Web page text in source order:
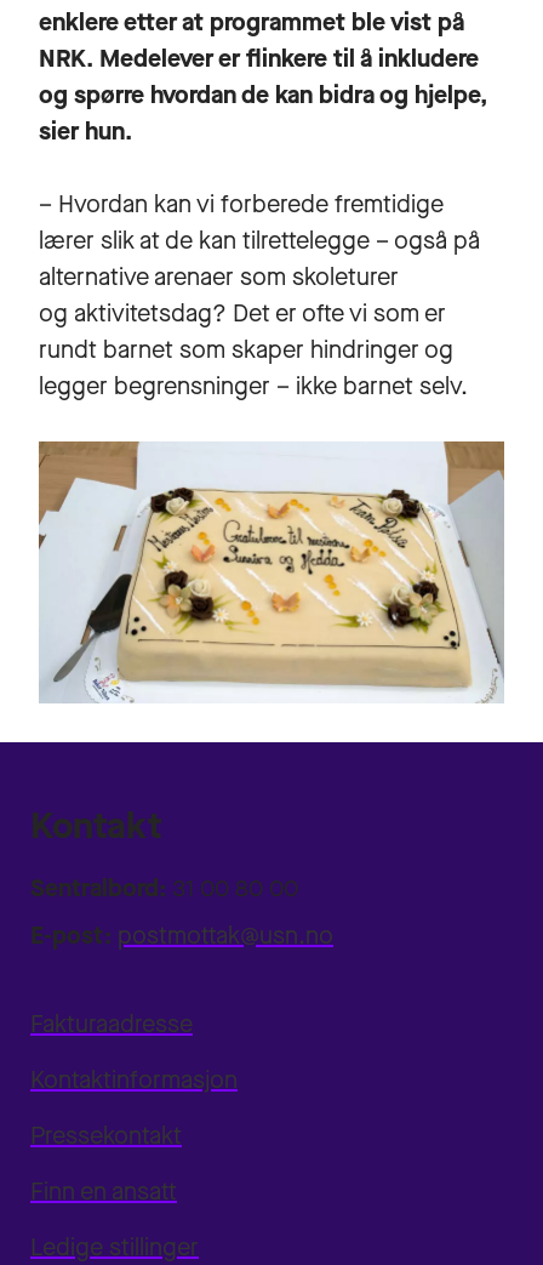
enklere etter at programmet ble vist på
NRK. Medelever er flinkere til å inkludere
og spørre hvordan de kan bidra og hjelpe,
sier hun.
– Hvordan kan vi forberede fremtidige
lærer slik at de kan tilrettelegge – også på
alternative arenaer som skoleturer
og aktivitetsdag? Det er ofte vi som er
rundt barnet som skaper hindringer og
legger begrensninger – ikke barnet selv.
Kontakt
Sentralbord: 31 00 80 00
E-post: postmottak@usn.no
Fakturaadresse
Kontaktinformasjon
Pressekontakt
Finn en ansatt
Ledige stillinger